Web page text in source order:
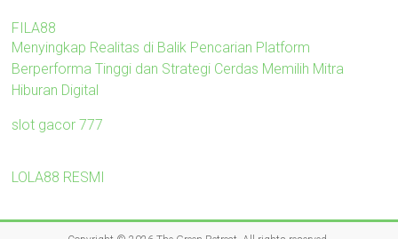
FILA88
Menyingkap Realitas di Balik Pencarian Platform
Berperforma Tinggi dan Strategi Cerdas Memilih Mitra
Hiburan Digital
slot gacor 777
LOLA88 RESMI